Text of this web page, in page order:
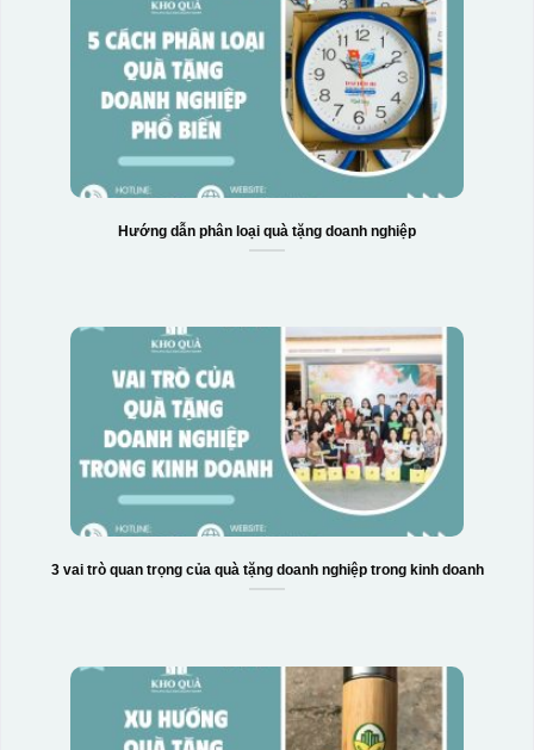
Hướng dẫn phân loại quà tặng doanh nghiệp
3 vai trò quan trọng của quà tặng doanh nghiệp trong kinh doanh